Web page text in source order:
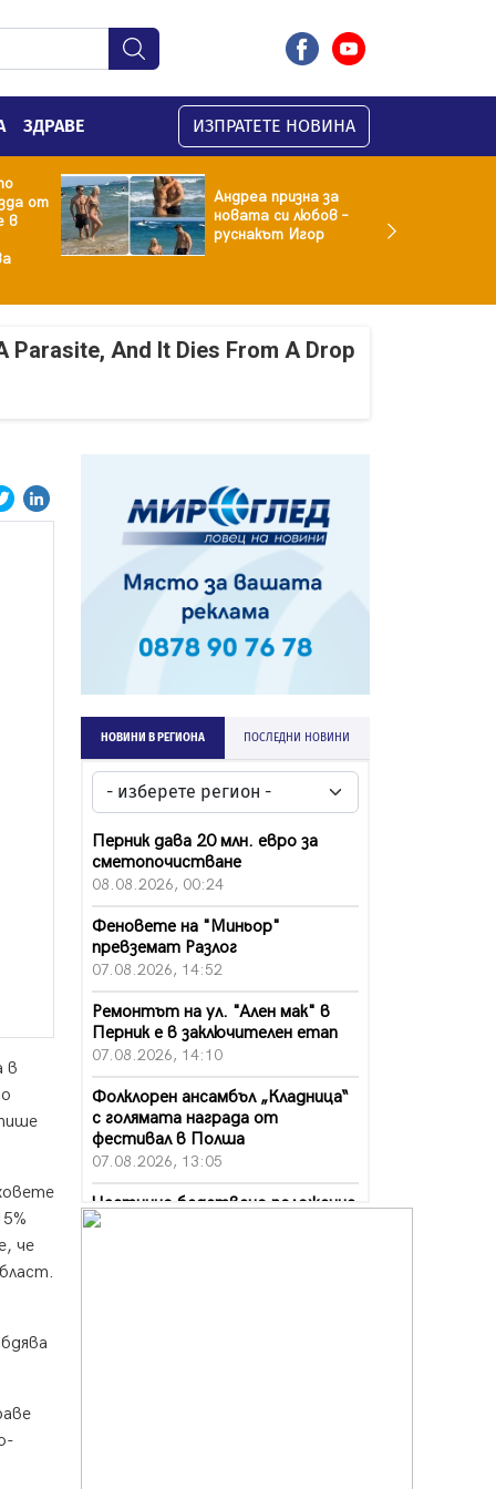
ЗДРАВЕ ИЗПРАТЕТЕ НОВИНА
от
в
Андреа призна за
новата си любов –
руснакът Игор
Parasite, And It Dies From A Drop
в
че
НОВИНИ В РЕГИОНА ПОСЛЕДНИ НОВИНИ
Перник дава 20 млн. евро за
сметопочистване
08.08.2026, 00:24
Феновете на "Миньор"
превземат Разлог
07.08.2026, 14:52
Ремонтът на ул. "Ален мак" в
Перник е в заключителен етап
07.08.2026, 14:10
Фолклорен ансамбъл „Кладница“
с голямата награда от
фестивал в Полша
07.08.2026, 13:05
Частично бедствено положение
в Перник заради пропаднал път,